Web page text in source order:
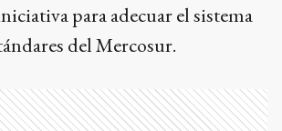
para adecuar el sistema
del Mercosur.